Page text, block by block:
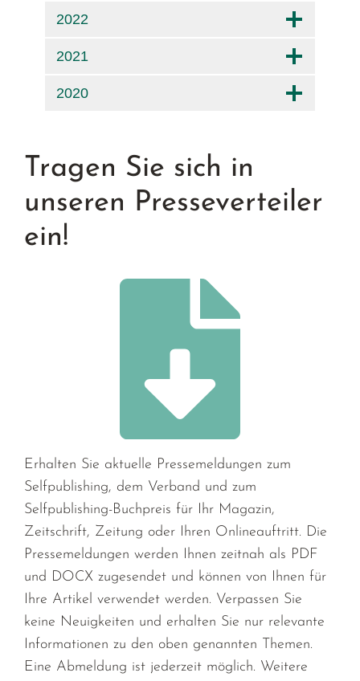
2022
2021
2020
Tragen Sie sich in
unseren Presseverteiler
ein!
Erhalten Sie aktuelle Pressemeldungen zum
Selfpublishing, dem Verband und zum
Selfpublishing-Buchpreis für Ihr Magazin,
Zeitschrift, Zeitung oder Ihren Onlineauftritt. Die
Pressemeldungen werden Ihnen zeitnah als PDF
und DOCX zugesendet und können von Ihnen für
Ihre Artikel verwendet werden. Verpassen Sie
keine Neuigkeiten und erhalten Sie nur relevante
Informationen zu den oben genannten Themen.
Eine Abmeldung ist jederzeit möglich. Weitere